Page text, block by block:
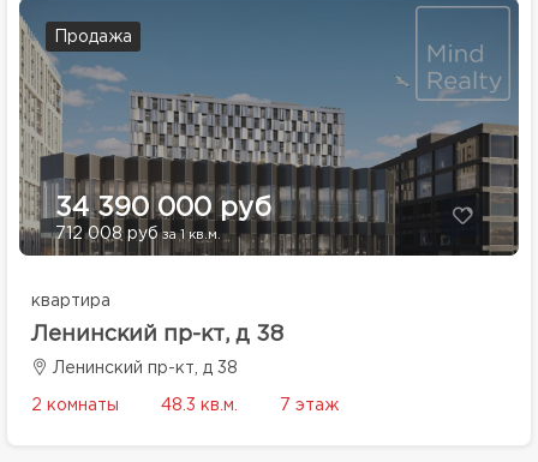
Продажа
34 390 000 руб
712 008 рубза 1 кв.м.
квартира
Ленинский пр-кт, д 38
Ленинский пр-кт, д 38
2 комнаты 48.3 кв.м. 7 этаж